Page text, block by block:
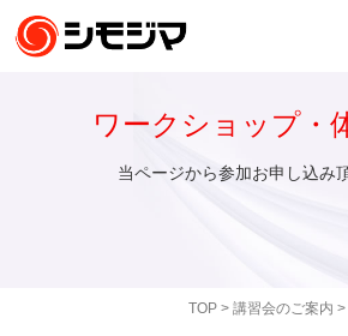
TOP> 講習会のご案内 >
ワークショップ・
当ページから参加お申し込み